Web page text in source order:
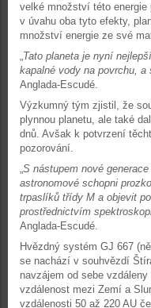
velké množství této energie
v úvahu oba tyto efekty,
množství energie ze své
„Tato planeta je nyní
kapalné vody na povrchu,
Anglada-Escudé.
Výzkumný tým zjistil, že
plynnou planetu, ale také
dnů. Avšak k potvrzení
pozorování.
„S nástupem nové
astronomové schopni
trpaslíků třídy M a objevit
prostřednictvím
Anglada-Escudé.
Hvězdný systém GJ 667
se nachází v souhvězdí
navzájem od sebe
vzdálenost mezi Zemí a
vzdálenosti 50 až 220 AU